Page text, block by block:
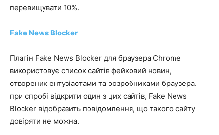
перевищувати 10%.
Fake News Blocker
Плагін Fake News Blocker для браузера Chrome
використовує список сайтів фейковий новин,
створених ентузіастами та розробниками браузера.
при спробі відкрити один з цих сайтів, Fake News
Blocker відобразить повідомлення, що такого сайту
довіряти не можна.